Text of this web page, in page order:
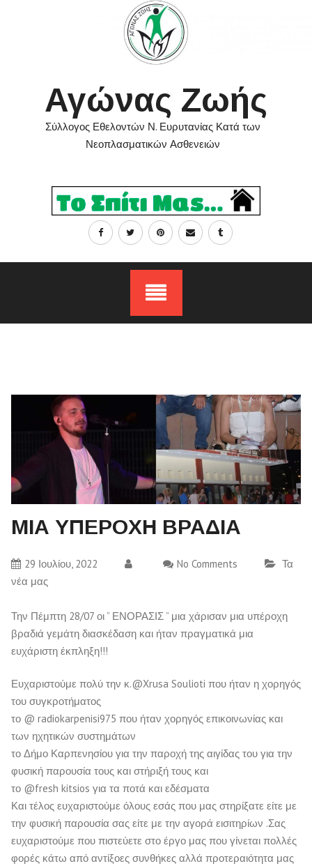
Αγώνας Ζωής
Σύλλογος Εθελοντών Ν. Ευρυτανίας Κατά των
Νεοπλασματικών Ασθενειών
ΜΙΑ ΥΠΕΡΟΧΗ ΒΡΑΔΙΑ
29 Ιουλίου, 2022 No Comments
Τα
νέα μας
Την Πέμπτη 28/07 οι ” ΕΝΟΡΑΣΙΣ ” μια χάρισαν μια υπέροχη
βραδιά γεμάτη διασκέδαση και ήταν πραγματικά μια
ευχάριστη έκπληξη!!!
Ευχαριστούμε πολύ την κ.@Xrusa Soulioti που ήταν η χορηγός
του συγκροτήματος
το @ radiokarpenisi975 που ήταν χορηγός επικοινωνίας και
των ηχητικών συστημάτων
το Δήμο Καρπενησίου για την παροχή της αιγίδας του για την
φυσική παρουσία τους και στήριξή τους και
το @fresh kitsios για τα ποτά και εδέσματα
Και τέλος ευχαριστούμε όλους εσάς που μας στηρίξατε είτε με
την φυσική παρουσία σας είτε με την αγορά εισιτηρίων .Σας
ευχαριστούμε που πιστεύετε στο έργο μας που γίνεται πολλές
φορές κάτω από αντίξοες συνθήκες αλλά προτεραιότητα μας